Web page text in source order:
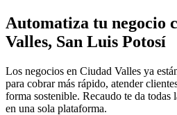
Automatiza tu negocio
Valles, San Luis Potosí
Los negocios en Ciudad Valles ya
para cobrar más rápido, atender
forma sostenible. Recaudo te da todas
en una sola plataforma.